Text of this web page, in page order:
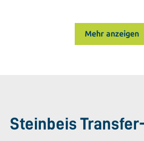
Mehr anzeigen
Steinbeis